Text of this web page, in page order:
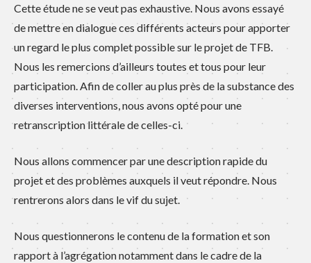
Cette étude ne se veut pas exhaustive. Nous avons essayé
de mettre en dialogue ces différents acteurs pour apporter
un regard le plus complet possible sur le projet de TFB.
Nous les remercions d’ailleurs toutes et tous pour leur
participation. Afin de coller au plus près de la substance des
diverses interventions, nous avons opté pour une
retranscription littérale de celles-ci.
Nous allons commencer par une description rapide du
projet et des problèmes auxquels il veut répondre. Nous
rentrerons alors dans le vif du sujet.
Nous questionnerons le contenu de la formation et son
rapport à l’agrégation notamment dans le cadre de la